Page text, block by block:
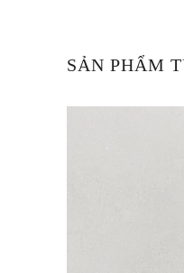
SẢN PHẨM